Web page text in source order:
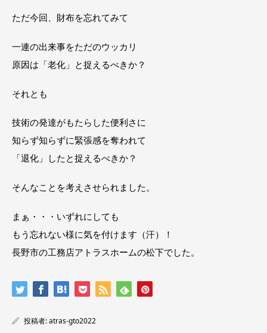
ただ今回、財布を忘れてみて
一連の出来事をただのウッカリ
原因は「老化」と捉えるべきか？
それとも
技術の発達がもたらした便利さに
知らず知らずに緊張感を奪われて
「退化」したと捉えるべきか？
そんなことを考えさせられました。
まぁ・・・いずれにしても
もう忘れない様に気を付けます（汗）！
長野市の工務店アトラスホームの松下でした。
投稿者:atras-gto2022